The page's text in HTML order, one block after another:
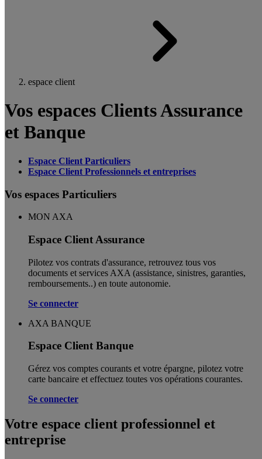
espace client
Vos espaces Clients Assurance
et Banque
Espace Client Particuliers
Espace Client Professionnels et entreprises
Vos espaces Particuliers
MON AXA
Espace Client Assurance
Pilotez vos contrats d'assurance, retrouvez tous vos
documents et services AXA (assistance, sinistres, garanties,
remboursements..) en toute autonomie. ​
Se connecter
AXA BANQUE
Espace Client Banque
Gérez vos comptes courants et votre épargne, pilotez votre
carte bancaire et effectuez toutes vos opérations courantes.
Se connecter
Votre espace client professionnel et
entreprise